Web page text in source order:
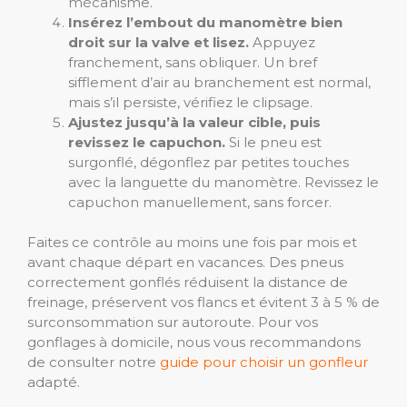
Insérez l’embout du manomètre bien
droit sur la valve et lisez. Appuyez
franchement, sans obliquer. Un bref
sifflement d’air au branchement est normal,
mais s’il persiste, vérifiez le clipsage.
Ajustez jusqu’à la valeur cible, puis
revissez le capuchon. Si le pneu est
surgonflé, dégonflez par petites touches
avec la languette du manomètre. Revissez le
capuchon manuellement, sans forcer.
Faites ce contrôle au moins une fois par mois et
avant chaque départ en vacances. Des pneus
correctement gonflés réduisent la distance de
freinage, préservent vos flancs et évitent 3 à 5 % de
surconsommation sur autoroute. Pour vos
gonflages à domicile, nous vous recommandons
de consulter notre guide pour choisir un gonfleur
adapté.